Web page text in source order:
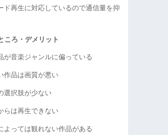
ド再生に対応しているので通信量を抑
ころ・デメリット
が音楽ジャンルに偏っている
作品は画質が悪い
選択肢が少ない
らは再生できない
よっては観れない作品がある